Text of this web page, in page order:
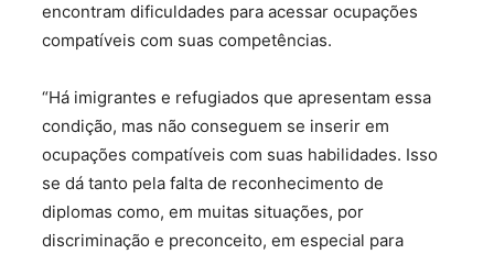
encontram dificuldades para acessar ocupações
compatíveis com suas competências.
“Há imigrantes e refugiados que apresentam essa
condição, mas não conseguem se inserir em
ocupações compatíveis com suas habilidades. Isso
se dá tanto pela falta de reconhecimento de
diplomas como, em muitas situações, por
discriminação e preconceito, em especial para